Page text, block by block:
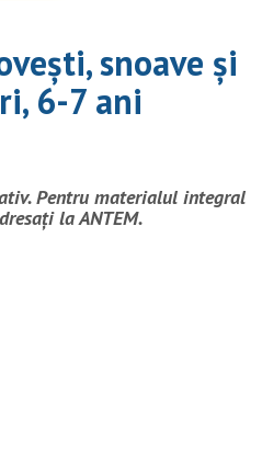
snoave și
6-7 ani
Pentru materialul integral
la ANTEM.